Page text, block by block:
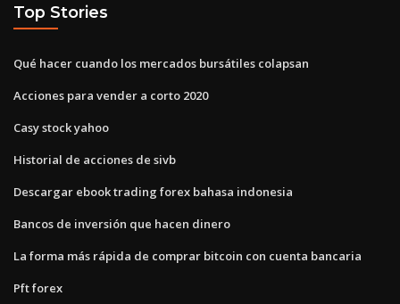
Top Stories
Qué hacer cuando los mercados bursátiles colapsan
Acciones para vender a corto 2020
Casy stock yahoo
Historial de acciones de sivb
Descargar ebook trading forex bahasa indonesia
Bancos de inversión que hacen dinero
La forma más rápida de comprar bitcoin con cuenta bancaria
Pft forex